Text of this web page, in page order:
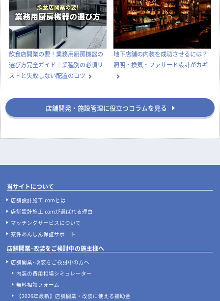
飲食店開業の要！業務用厨房機器の
選び方完全ガイド｜業種別の必須リ
ストと失敗しない配置のコツ
地下店舗の内装を成功させるには？
照明・換気・ファサード設計がカギ
店舗開発・施設管理に役立つコラムを見る
当サイトについて
店舗設計施工.comとは
店舗設計施工.comが選ばれる理由
マッチングサービスについて
案件あんしん保証サポート
店舗開業･改装をご検討中の施主様へ
店舗開業･改装をご検討中の方へ
内装の費用相場シミュレーター
無料相談フォーム
【2026年最新】店舗開業・改装に使える補助金